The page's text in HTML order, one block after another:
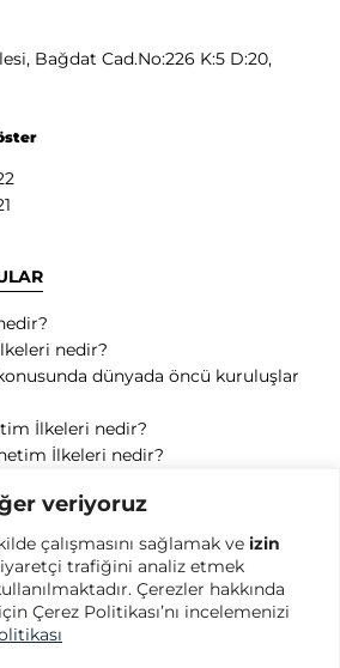
veriyoruz
çalışmasını sağlamak ve izin
trafiğini analiz etmek
Çerezler hakkında
Çerez Politikası’nı incelemenizi
Bağdat Cad.No:226 K:5 D:20,
nedir?
dünyada öncü kuruluşlar
İlkeleri nedir?
İlkeleri nedir?